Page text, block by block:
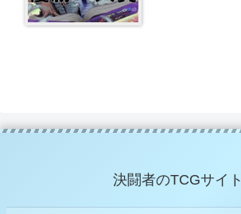
決闘者のTCGサイト